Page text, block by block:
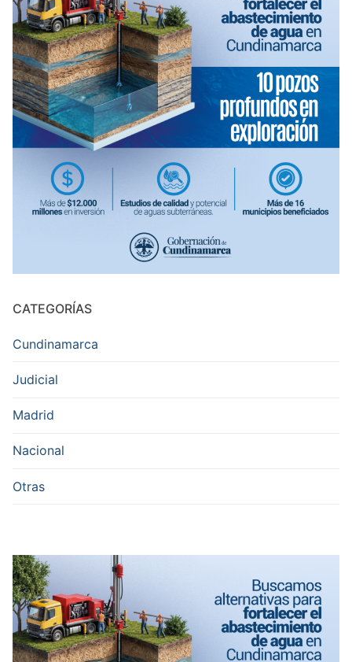
CATEGORÍAS
Cundinamarca
Judicial
Madrid
Nacional
Otras